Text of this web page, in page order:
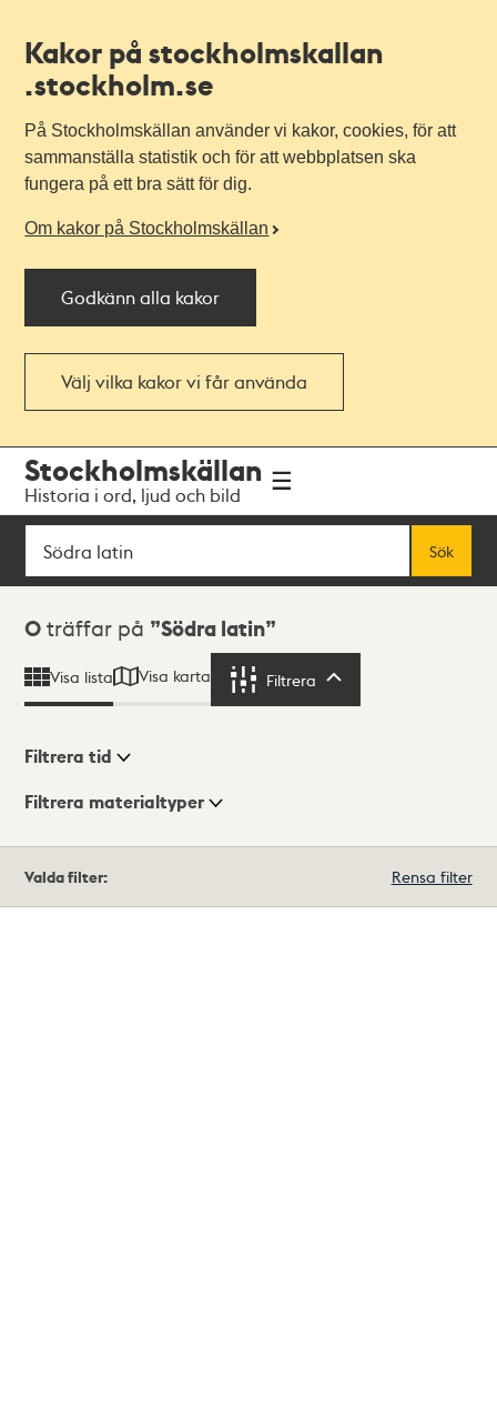
Kakor på stockholmskallan
.stockholm.se
På Stockholmskällan använder vi kakor, cookies, för att
sammanställa statistik och för att webbplatsen ska
fungera på ett bra sätt för dig.
Om kakor på Stockholmskällan
Godkänn alla kakor
Välj vilka kakor vi får använda
navigationen
huvudinnehållet
Stockholmskällan
Historia i ord, ljud och bild
Sök
Sök
Sökresultat
0 träffar på Södra latin
Visa lista Visa karta Filtrera
Visningsläge
Filtrera tid
Filtrera materialtyper
träffar
Valda filter: Rensa filter